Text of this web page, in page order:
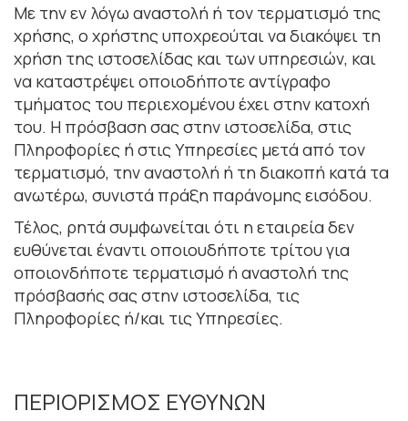
Με την εν λόγω αναστολή ή τον τερµατισµό της
χρήσης, ο χρήστης υποχρεούται να διακόψει τη
χρήση της ιστοσελίδας και των υπηρεσιών, και
να καταστρέψει οποιοδήποτε αντίγραφο
τµήµατος του περιεχοµένου έχει στην κατοχή
του. Η πρόσβαση σας στην ιστοσελίδα, στις
Πληροφορίες ή στις Υπηρεσίες µετά από τον
τερµατισµό, την αναστολή ή τη διακοπή κατά τα
ανωτέρω, συνιστά πράξη παράνοµης εισόδου.
Τέλος, ρητά συμφωνείται ότι η εταιρεία δεν
ευθύνεται έναντι οποιουδήποτε τρίτου για
οποιονδήποτε τερµατισµό ή αναστολή της
πρόσβασής σας στην ιστοσελίδα, τις
Πληροφορίες ή/και τις Υπηρεσίες.
ΠΕΡΙΟΡΙΣΜΟΣ ΕΥΘΥΝΩΝ